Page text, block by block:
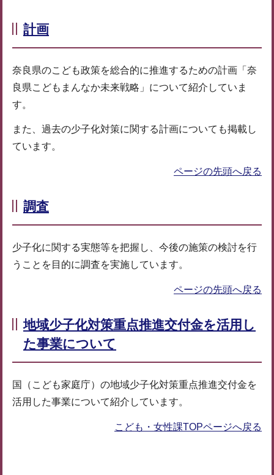
計画
奈良県のこども政策を総合的に推進するための計画「奈
良県こどもまんなか未来戦略」について紹介していま
す。
また、過去の少子化対策に関する計画についても掲載し
ています。
ページの先頭へ戻る
調査
少子化に関する実態等を把握し、今後の施策の検討を行
うことを目的に調査を実施しています。
ページの先頭へ戻る
地域少子化対策重点推進交付金を活用し
た事業について
国（こども家庭庁）の地域少子化対策重点推進交付金を
活用した事業について紹介しています。
こども・女性課TOPページへ戻る